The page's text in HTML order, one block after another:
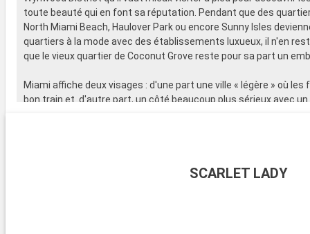
toute beauté qui en font sa réputation. Pendant que des
North Miami Beach, Haulover Park ou encore Sunny Isles
quartiers à la mode avec des établissements luxueux, il n'en
que le vieux quartier de Coconut Grove reste pour sa part un
Miami affiche deux visages : d'une part une ville « légère » où
bon train et d'autre part, un côté beaucoup plus sérieux avec
SCARLET LADY